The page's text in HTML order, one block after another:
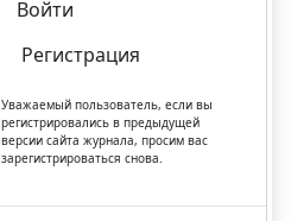
Войти
Регистрация
Уважаемый пользователь, если вы
регистрировались в предыдущей
версии сайта журнала, просим вас
зарегистрироваться снова.